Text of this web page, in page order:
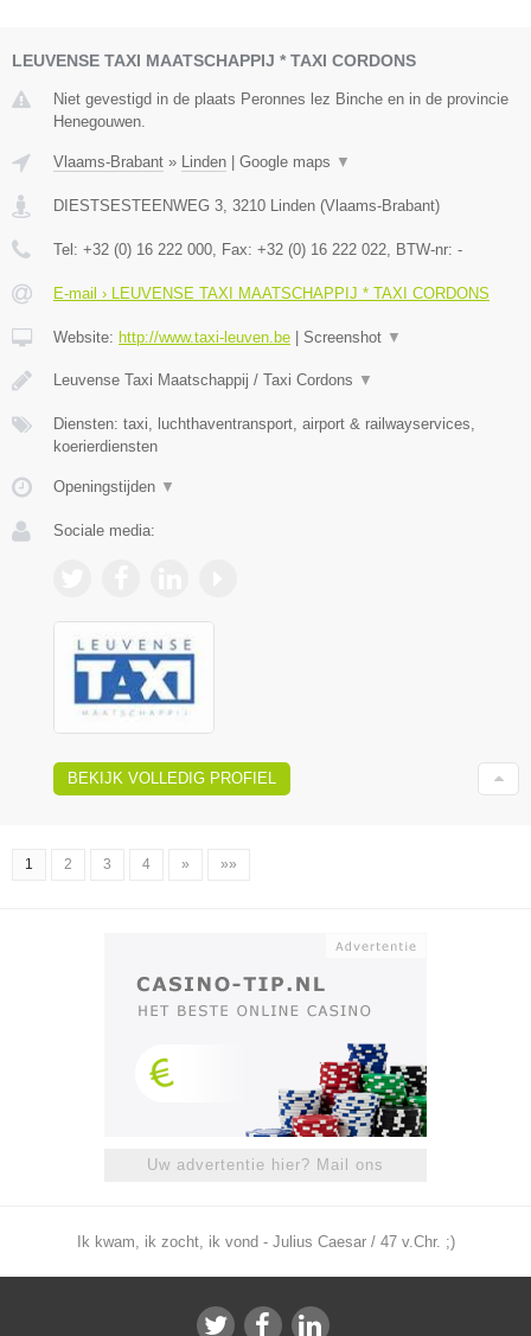
LEUVENSE TAXI MAATSCHAPPIJ * TAXI CORDONS
Niet gevestigd in de plaats Peronnes lez Binche en in de provincie
Henegouwen.
Vlaams-Brabant » Linden Google maps ▼
DIESTSESTEENWEG 3 3210 Linden (Vlaams-Brabant)
Tel: +32 (0) 16 222 000 , Fax: +32 (0) 16 222 022 , BTW-nr: -
E-mail › LEUVENSE TAXI MAATSCHAPPIJ * TAXI CORDONS
Website: http://www.taxi-leuven.be Screenshot ▼
Leuvense Taxi Maatschappij / Taxi Cordons ▼
Diensten: taxi, luchthaventransport, airport & railwayservices,
koerierdiensten
Openingstijden ▼
Sociale media:
BEKIJK VOLLEDIG PROFIEL
1 2 3 4 » »»
Uw advertentie hier? Mail ons
Ik kwam, ik zocht, ik vond - Julius Caesar / 47 v.Chr. ;)